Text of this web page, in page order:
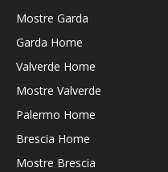
Mostre Garda
Garda Home
Valverde Home
Mostre Valverde
Palermo Home
Brescia Home
Mostre Brescia